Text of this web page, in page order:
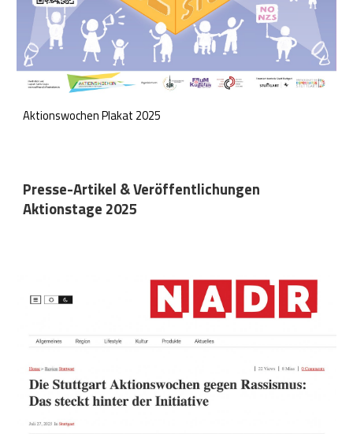
Aktionswochen Plakat 2025
Presse-Artikel & Veröffentlichungen
Aktionstage 2025